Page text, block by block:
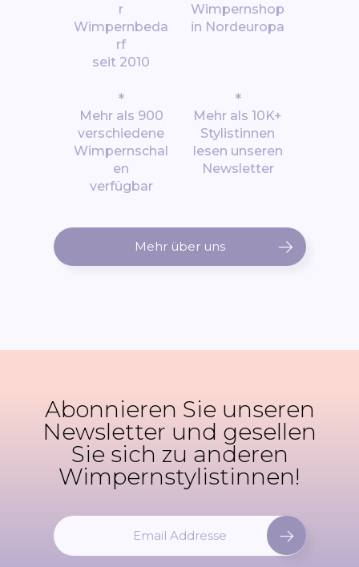
r
Wimpernbeda
rf
seit 2010
Wimpernshop
in Nordeuropa
*
Mehr als 900
verschiedene
Wimpernschal
en
verfügbar
*
Mehr als 10K+
Stylistinnen
lesen unseren
Newsletter
Mehr über uns
Abonnieren Sie unseren
Newsletter und gesellen
Sie sich zu anderen
Wimpernstylistinnen!
M
e